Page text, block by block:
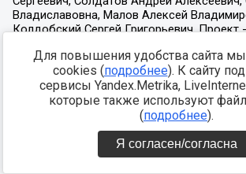
Для повышения удобства сайта
cookies (подробнее). К сайту
сервисы Yandex.Metrika,
которые также используют
(подробнее).
Я согласен/согласна